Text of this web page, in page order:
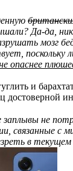
Да-да,
мозг
поскольку
опаснее
и
достоверной
не
связанные с
в текущем